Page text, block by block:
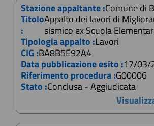
Stazione appaltante :Comune di
Titolo
:
Appalto dei lavori di
sismico ex Scuola
Tipologia appalto :Lavori
CIG :BA8B5E92A4
Data pubblicazione esito :17/03/
Riferimento procedura :G00006
Stato :Conclusa - Aggiudicata